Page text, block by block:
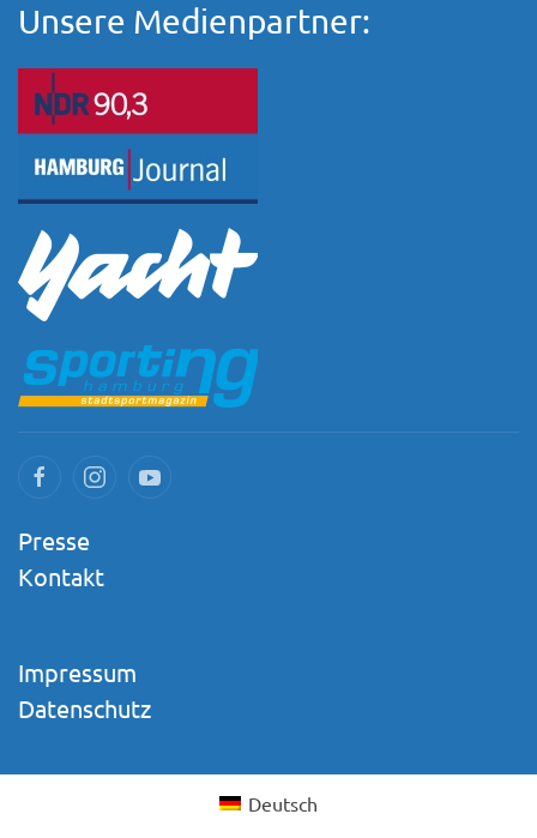
Unsere Medienpartner:
Presse
Kontakt
Impressum
Datenschutz
Deutsch